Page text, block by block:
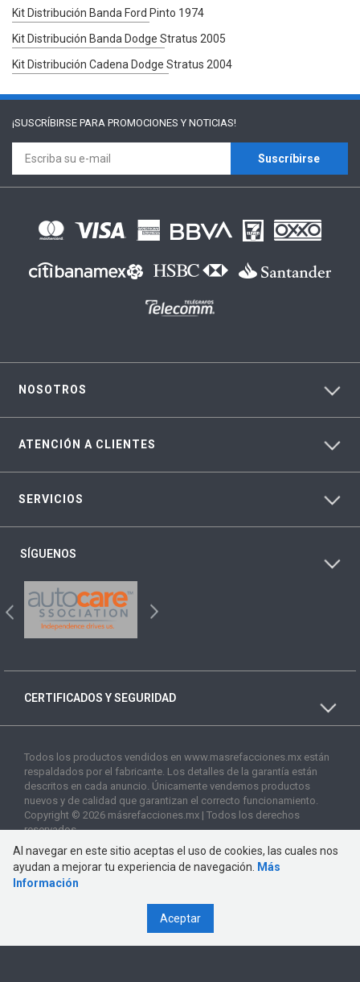
Kit Distribución Banda Ford Pinto 1974
Kit Distribución Banda Dodge Stratus 2005
Kit Distribución Cadena Dodge Stratus 2004
¡SUSCRÍBIRSE PARA PROMOCIONES Y NOTICIAS!
Suscríbirse
NOSOTROS
ATENCIÓN A CLIENTES
SERVICIOS
SÍGUENOS
CERTIFICADOS Y SEGURIDAD
Todos los productos vendidos en www.masrefacciones.mx están
respaldados por el fabricante. Los detalles de la garantía están
descritos en cada anuncio. Únicamente vendemos productos
nuevos y de calidad que garantizan el correcto funcionamiento.
Copyright © 2026 másrefacciones.mx | Todos los derechos
reservados
Al navegar en este sitio aceptas el uso de cookies, las cuales nos
ayudan a mejorar tu experiencia de navegación.
Más
Información
Aceptar